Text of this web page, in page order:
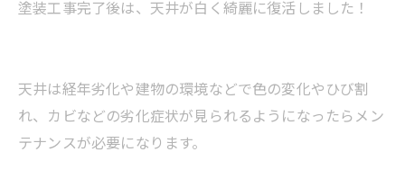
塗装工事完了後は、天井が白く綺麗に復活しました！
天井は経年劣化や建物の環境などで色の変化やひび割
れ、カビなどの劣化症状が見られるようになったらメン
テナンスが必要になります。